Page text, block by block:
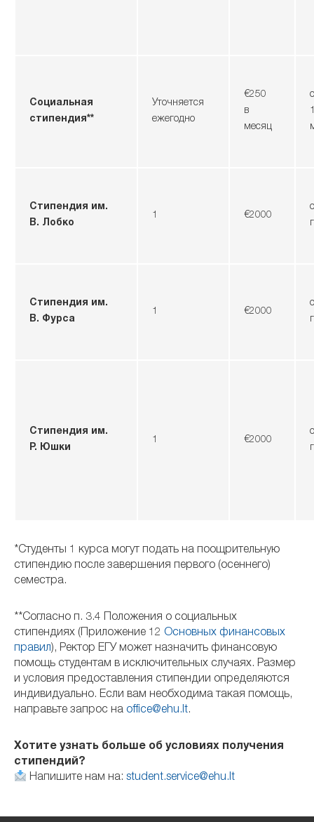
Социальная
стипендия**
Уточняется
ежегодно
€250
в
месяц
Стипендия им.
В. Лобко
1 €2000
Стипендия им.
В. Фурса
1 €2000
Стипендия им.
Р. Юшки
1 €2000
*Студенты 1 курса могут подать на поощрительную
стипендию после завершения первого (осеннего)
семестра.
**Согласно п. 3.4 Положения о социальных
стипендиях (Приложение 12 Основных финансовых
правил), Ректор ЕГУ может назначить финансовую
помощь студентам в исключительных случаях. Размер
и условия предоставления стипендии определяются
индивидуально. Если вам необходима такая помощь,
направьте запрос на office@ehu.lt.
Хотите узнать больше об условиях получения
стипендий?
Напишите нам на:student.service@ehu.lt